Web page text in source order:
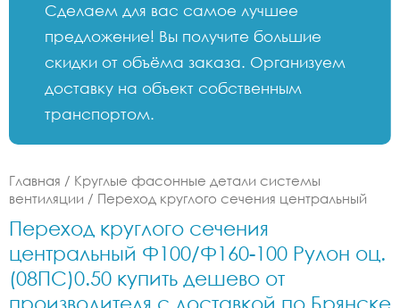
Сделаем для вас самое лучшее
предложение! Вы получите большие
скидки от объёма заказа. Организуем
доставку на объект собственным
транспортом.
Главная / Круглые фасонные детали системы
вентиляции / Переход круглого сечения центральный
Переход круглого сечения
центральный Ф100/Ф160-100 Рулон оц.
(08ПС)0.50 купить дешево от
производителя с доставкой по Брянске